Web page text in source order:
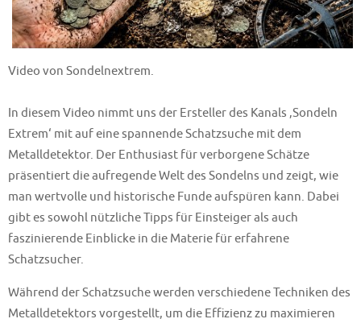
Video von Sondelnextrem.
In diesem Video nimmt uns der Ersteller des Kanals ‚Sondeln
Extrem‘ mit auf eine spannende Schatzsuche mit dem
Metalldetektor. Der Enthusiast für verborgene Schätze
präsentiert die aufregende Welt des Sondelns und zeigt, wie
man wertvolle und historische Funde aufspüren kann. Dabei
gibt es sowohl nützliche Tipps für Einsteiger als auch
faszinierende Einblicke in die Materie für erfahrene
Schatzsucher.
Während der Schatzsuche werden verschiedene Techniken des
Metalldetektors vorgestellt, um die Effizienz zu maximieren